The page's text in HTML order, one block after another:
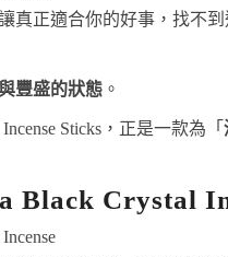
真正適合你的好事，找不到
豐盛的狀態 。
Sticks，正是一款為「
Black Crystal